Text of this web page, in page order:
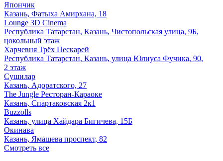
Япончик
Казань, Фатыха Амирхана, 18
Lounge 3D Cinema
Республика Татарстан, Казань, Чистопольская улица, 9Б,
цокольный этаж
Харчевня Трёх Пескарей
Республика Татарстан, Казань, улица Юлиуса Фучика, 90,
2 этаж
Сушилар
Казань, Адоратского, 27
The Jungle Ресторан-Караоке
Казань, Спартаковская 2к1
Buzzolls
Казань, улица Хайдара Бигичева, 15Б
Окинава
Казань, Ямашева проспект, 82
Смотреть все